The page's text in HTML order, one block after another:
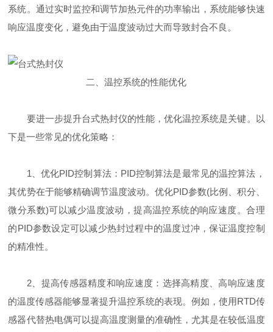
系统。通过实时监控和调节加热元件的功率输出，系统能够快速
响应温度变化，避免由于温度波动过大而导致封合不良。
二、温控系统的性能优化
要进一步提升台式热封仪的性能，优化温控系统是关键。以
下是一些常见的优化策略：
1、优化PID控制算法：PID控制算法是最常见的温控算法，
其优势在于能够精确调节温度波动。优化PID参数(比例、积分、
微分系数)可以减少温度波动，提高温控系统的响应速度。合理
的PID参数设定可以减少热封过程中的温度过冲，保证温度控制
的精准性。
2、提高传感器精度和响应速度：选择高精度、高响应速度
的温度传感器能够显著提升温控系统的表现。例如，使用RTD传
感器代替热电偶可以提高温度测量的准确性，尤其是在较低温度